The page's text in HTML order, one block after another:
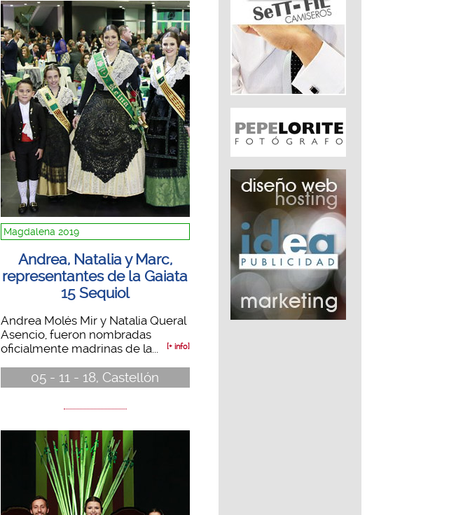
Magdalena 2019
Andrea, Natalia y Marc,
representantes de la Gaiata
15 Sequiol
Andrea Molés Mir y Natalia Queral
Asencio, fueron nombradas
oficialmente madrinas de la...
[+ info]
05 - 11 - 18, Castellón